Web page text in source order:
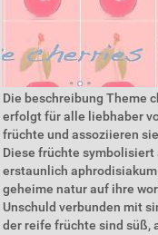
Die beschreibung Theme
erfolgt für alle liebhaber
früchte und assoziieren
Diese früchte symbolisiert
erstaunlich
geheime natur auf ihre
Unschuld verbunden mit
der reife früchte sind süß,